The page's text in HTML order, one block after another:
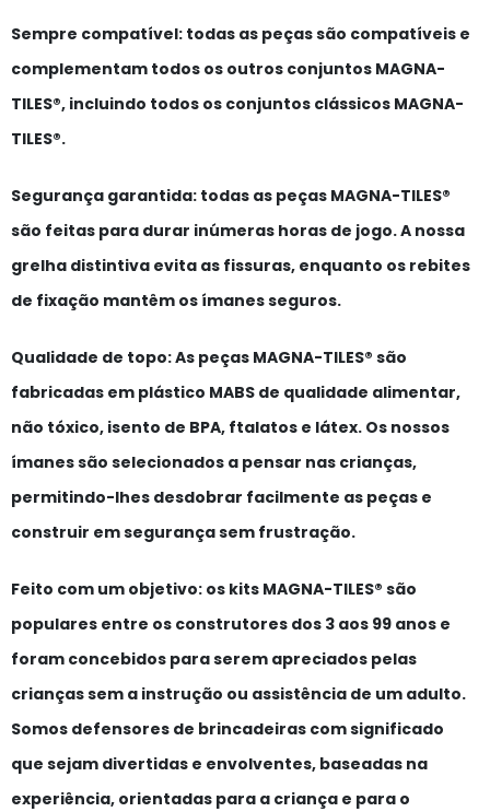
Sempre compatível: todas as peças são compatíveis e
complementam todos os outros conjuntos MAGNA-
TILES®, incluindo todos os conjuntos clássicos MAGNA-
TILES®.
Segurança garantida: todas as peças MAGNA-TILES®
são feitas para durar inúmeras horas de jogo. A nossa
grelha distintiva evita as fissuras, enquanto os rebites
de fixação mantêm os ímanes seguros.
Qualidade de topo:As peças MAGNA-TILES® são
fabricadas em plástico MABS de qualidade alimentar,
não tóxico, isento de BPA, ftalatos e látex. Os nossos
ímanes são selecionados a pensar nas crianças,
permitindo-lhes desdobrar facilmente as peças e
construir em segurança sem frustração.
Feito com um objetivo: os kits MAGNA-TILES® são
populares entre os construtores dos 3 aos 99 anos e
foram concebidos para serem apreciados pelas
crianças sem a instrução ou assistência de um adulto.
Somos defensores de brincadeiras com significado
que sejam divertidas e envolventes, baseadas na
experiência, orientadas para a criança e para o